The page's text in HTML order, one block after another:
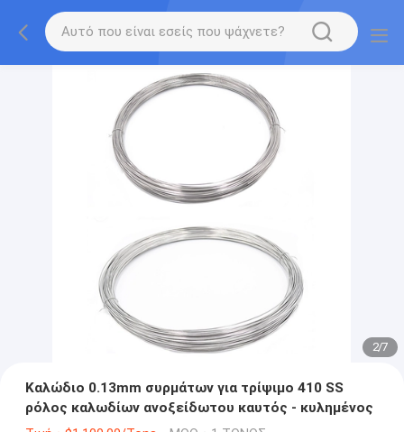
2/7
Καλώδιο 0.13mm συρμάτων για τρίψιμο 410 SS
ρόλος καλωδίων ανοξείδωτου καυτός - κυλημένος